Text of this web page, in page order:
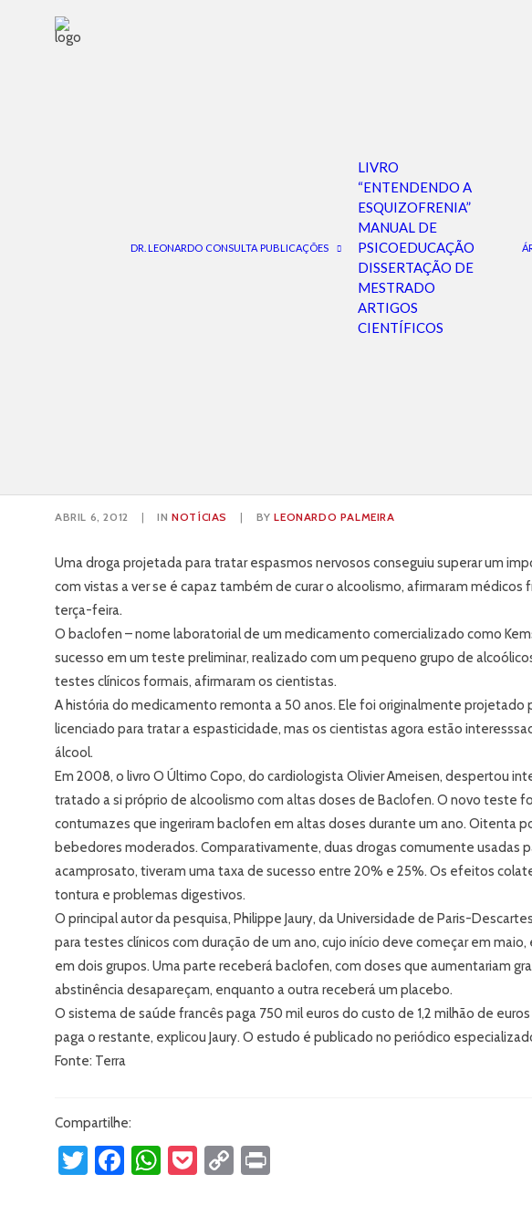
DR. LEONARDO CONSULTA PUBLICAÇÕES
LIVRO
“ENTENDENDO A
ESQUIZOFRENIA”
MANUAL DE
PSICOEDUCAÇÃO
DISSERTAÇÃO DE
MESTRADO
ARTIGOS
CIENTÍFICOS
Droga para tratar
ABRIL 6, 2012 | INNOTÍCIAS | BYLEONARDO PALMEIRA
Uma droga projetada para tratar espasmos nervosos conseguiu superar um
com vistas a ver se é capaz também de curar o alcoolismo, afirmaram
terça-feira.
O baclofen – nome laboratorial de um medicamento comercializado como
sucesso em um teste preliminar, realizado com um pequeno grupo de
testes clínicos formais, afirmaram os cientistas.
A história do medicamento remonta a 50 anos. Ele foi originalmente projetado
licenciado para tratar a espasticidade, mas os cientistas agora estão
álcool.
Em 2008, o livro O Último Copo, do cardiologista Olivier Ameisen, despertou
tratado a si próprio de alcoolismo com altas doses de Baclofen. O novo teste
contumazes que ingeriram baclofen em altas doses durante um ano. Oitenta
bebedores moderados. Comparativamente, duas drogas comumente usadas
acamprosato, tiveram uma taxa de sucesso entre 20% e 25%. Os efeitos
tontura e problemas digestivos.
O principal autor da pesquisa, Philippe Jaury, da Universidade de Paris-
para testes clínicos com duração de um ano, cujo início deve começar em
em dois grupos. Uma parte receberá baclofen, com doses que aumentariam
abstinência desapareçam, enquanto a outra receberá um placebo.
O sistema de saúde francês paga 750 mil euros do custo de 1,2 milhão de
paga o restante, explicou Jaury. O estudo é publicado no periódico
Fonte: Terra
Compartilhe:
Twitter
Facebook
WhatsApp
Pocket
Copy